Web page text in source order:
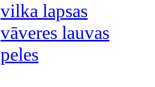
vilka lapsas
vāveres lauvas
peles